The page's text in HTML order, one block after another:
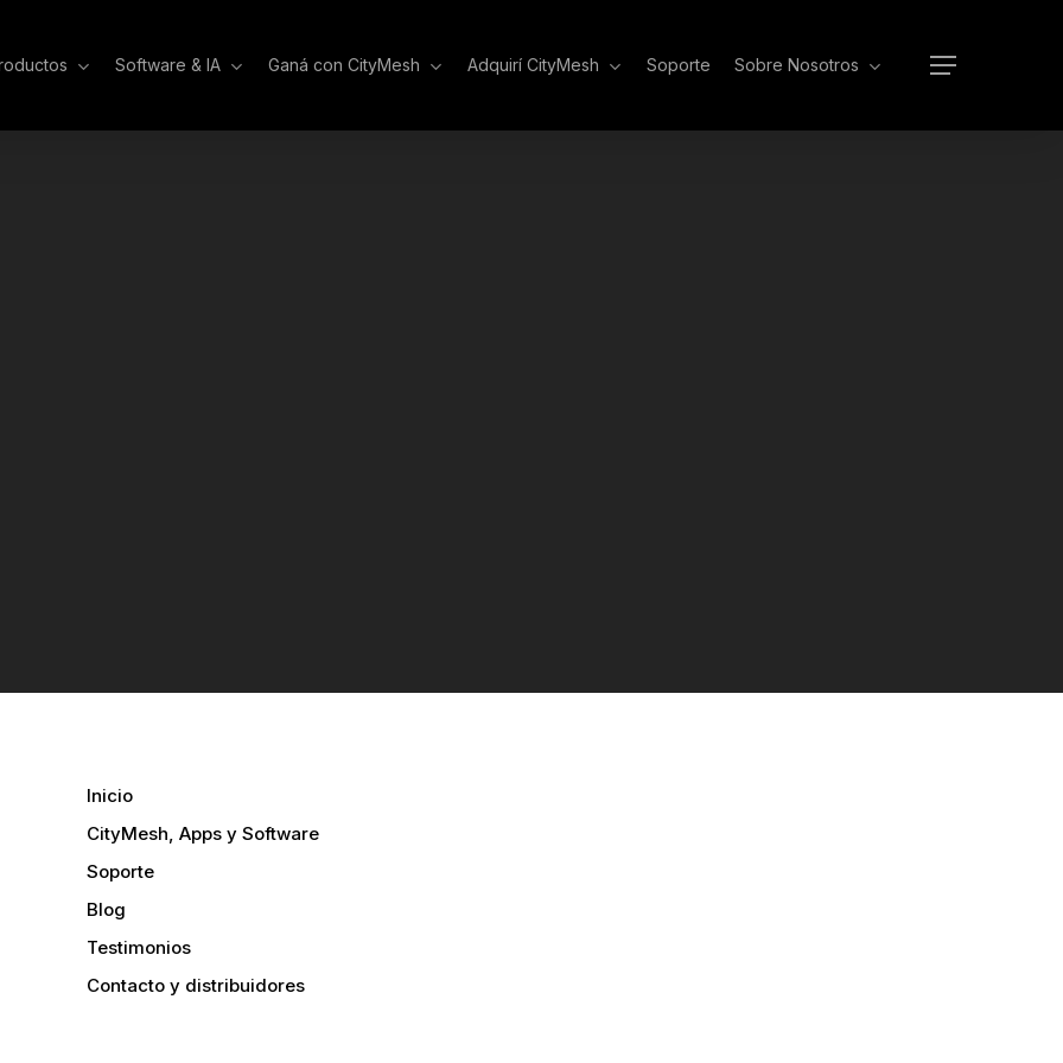
Software & IA Ganá con CityMesh Adquirí CityMesh Soporte Sobre Nosotros Menu
Inicio
CityMesh, Apps y Software
Soporte
Blog
Testimonios
Contacto y distribuidores